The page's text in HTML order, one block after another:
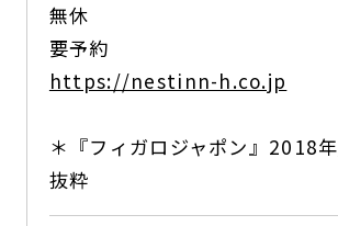
無休
要予約
https://nestinn-h.co.jp
＊『フィガロジャポン』2018年
抜粋